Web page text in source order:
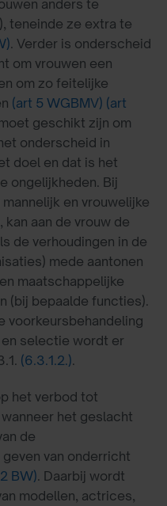
anders te
teneinde ze extra te
. Verder is onderscheid
om vrouwen een
om zo feitelijke
(art 5 WGBMV) (art
geschikt zijn om
onderscheid in
doel en dat is het
ongelijkheden. Bij
en vrouwelijke
aan de vrouw de
de verhoudingen in de
mede aantonen
maatschappelijke
(bij bepaalde functies).
voorkeursbehandeling
en selectie wordt er
(6.3.1.2.).
het verbod tot
het geslacht
de
van onderricht
BW). Daarbij wordt
modellen, actrices,